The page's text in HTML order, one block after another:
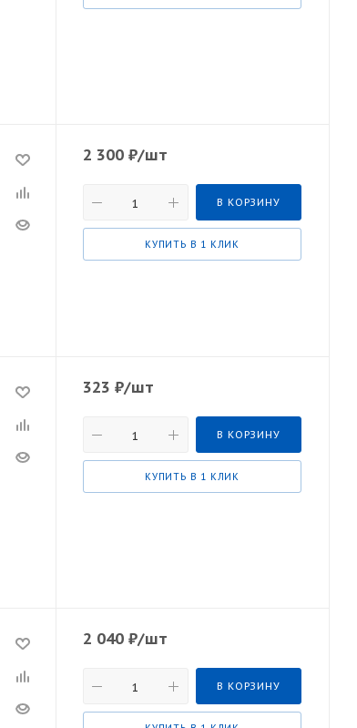
2 300 ₽/шт
В КОРЗИНУ
КУПИТЬ В 1 КЛИК
323 ₽/шт
В КОРЗИНУ
КУПИТЬ В 1 КЛИК
2 040 ₽/шт
В КОРЗИНУ